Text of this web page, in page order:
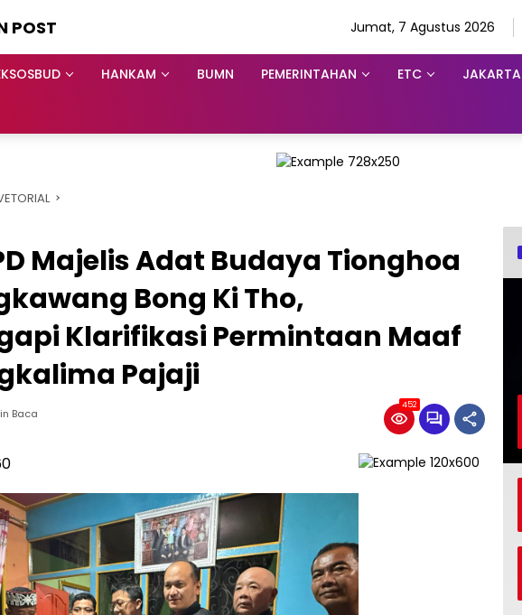
POST Jumat, 7 Agustus 2026
HANKAM BUMN PEMERINTAHAN ETC JAKARTA
Majelis Adat Budaya Tionghoa
Bong Ki Tho,
Klarifikasi Permintaan Maaf
Pajaji
Baca
452